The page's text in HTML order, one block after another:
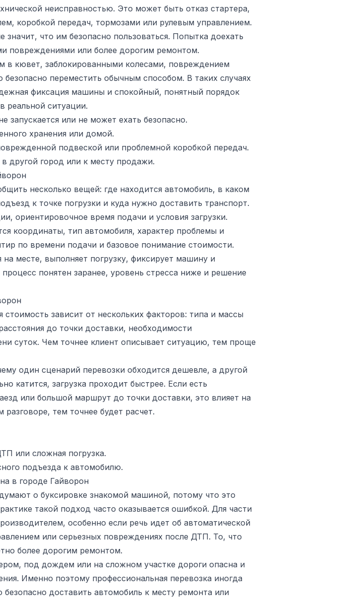
неисправностью. Это может быть отказ стартера,
коробкой передач, тормозами или рулевым управлением.
что им безопасно пользоваться. Попытка доехать
повреждениями или более дорогим ремонтом.
в кювет, заблокированными колесами, повреждением
переместить обычным способом. В таких случаях
фиксация машины и спокойный, понятный порядок
реальной ситуации.
запускается или не может ехать безопасно.
хранения или домой.
подвеской или проблемной коробкой передач.
другой город или к месту продажи.
несколько вещей: где находится автомобиль, в каком
к точке погрузки и куда нужно доставить транспорт.
ориентировочное время подачи и условия загрузки.
координаты, тип автомобиля, характер проблемы и
по времени подачи и базовое понимание стоимости.
месте, выполняет погрузку, фиксирует машину и
понятен заранее, уровень стресса ниже и решение
зависит от нескольких факторов: типа и массы
до точки доставки, необходимости
суток. Чем точнее клиент описывает ситуацию, тем проще
один сценарий перевозки обходится дешевле, а другой
катится, загрузка проходит быстрее. Если есть
или большой маршрут до точки доставки, это влияет на
тем точнее будет расчет.
или сложная погрузка.
подъезда к автомобилю.
в городе Гайворон
о буксировке знакомой машиной, потому что это
такой подход часто оказывается ошибкой. Для части
особенно если речь идет об автоматической
или серьезных повреждениях после ДТП. То, что
более дорогим ремонтом.
под дождем или на сложном участке дороги опасна и
Именно поэтому профессиональная перевозка иногда
доставить автомобиль к месту ремонта или